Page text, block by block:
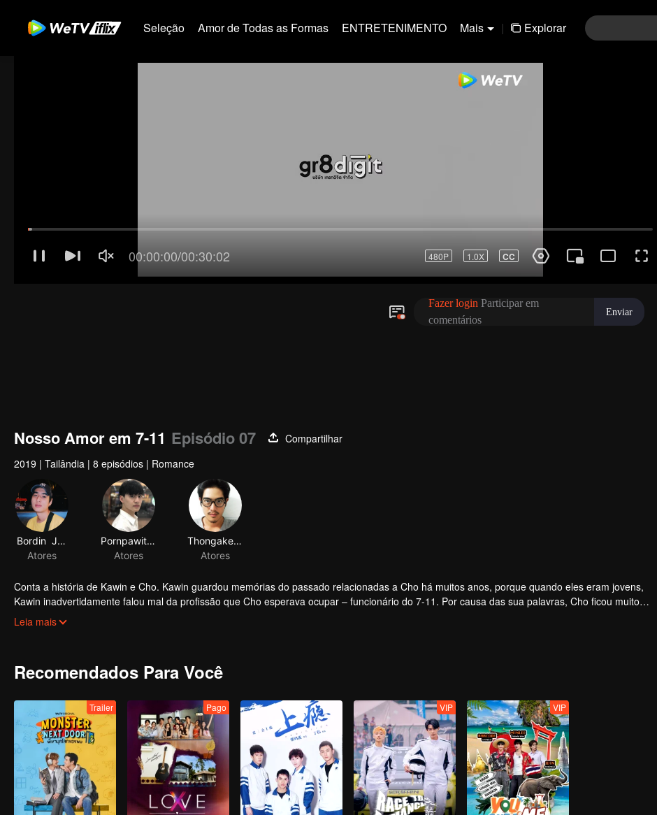
Seleção Amor de Todas as Formas ENTRETENIMENTO Mais | Explorar
Nosso Amor em 7-11 Episódio 07
Compartilhar
2019 | Tailândia | 8 episódios | Romance
Bordin Jaidee
Atores
Pornpawit Puttisettakul
Atores
Thongake Piyawat
Atores
Conta a história de Kawin e Cho. Kawin guardou memórias do passado relacionadas a Cho há muitos anos, porque quando eles eram jovens,
Kawin inadvertidamente falou mal da profissão que Cho esperava ocupar – funcionário do 7-11. Por causa das sua palavras, Cho ficou muito
zangada e nunca mais falou com ele. Por isso, Kawin decidiu se desculpar com ele, mas descobriu que Cho já mudou de casa. Onze anos depois,
Leia mais
Recomendados Para Você
Trailer Pago VIP VIP